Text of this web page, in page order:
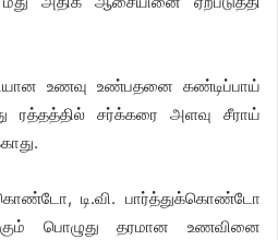
உணவு உண்பதனை கண்டிப்பாய்
ரத்தத்தில் சர்க்கரை அளவு சீராய்
டி.வி. பார்த்துக்கொண்டோ
பொழுது தரமான உணவினை